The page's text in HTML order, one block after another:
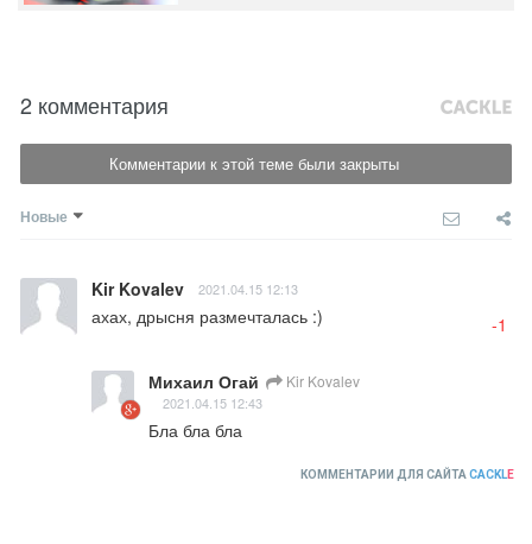
2 комментария
Комментарии к этой теме были закрыты
Новые
Kir Kovalev 2021.04.15 12:13
ахах, дрысня размечталась :) -1
Михаил Огай Kir Kovalev
2021.04.15 12:43
Бла бла бла
КОММЕНТАРИИ ДЛЯ САЙТА CACKLE